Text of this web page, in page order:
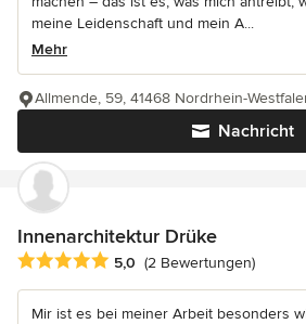
meine Leidenschaft und mein A...
Mehr
Nachricht
Allmende, 59, 41468 Nordrhein-
Innenarchitektur Drüke
Durchschnittliche Bewertung: 5 von 5
5,0 (2 Bewertungen)
Mir ist es bei meiner Arbeit besonders